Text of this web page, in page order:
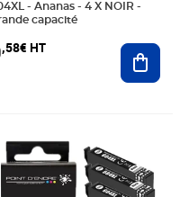
panier
- Ananas - 4 X NOIR -
capacité
,58€ HT
10,42€ HT